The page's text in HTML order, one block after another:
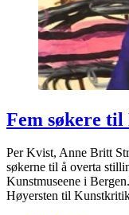
Fem søkere til
Per Kvist, Anne Britt
søkerne til å overta
Kunstmuseene i
Høyersten til